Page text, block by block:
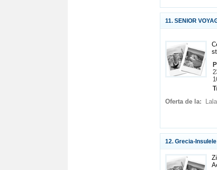
11. SENIOR
Oferta de la:
12. Grecia-